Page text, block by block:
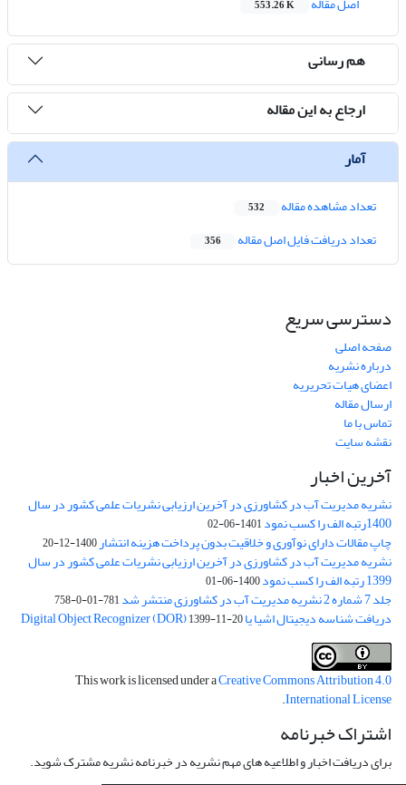
553.26 K
هم رسانی
ارجاع به این مقاله
آمار
تعداد مشاهده مقاله 532
تعداد دریافت فایل اصل مقاله 356
دسترسی سریع
صفحه اصلی
درباره نشریه
اعضای هیات تحریریه
ارسال مقاله
تماس با ما
نقشه سایت
آخرین اخبار
نشریه مدیریت آب در کشاورزی در آخرین ارزیابی نشریات علمی کشور در سال
1400رتبه الف را کسب نمود 1401-06-02
چاپ مقالات دارای نوآوری و خلاقیت بدون پرداخت هزینه انتشار1400-12-20
نشریه مدیریت آب در کشاورزی در آخرین ارزیابی نشریات علمی کشور در سال
1399 رتبه الف را کسب نمود 1400-06-01
جلد 7 شماره 2 نشریه مدیریت آب در کشاورزی منتشر شد 781-01-0-758
دریافت شناسه دیجیتال اشیا یا Digital Object Recognizer (DOR)1399-11-20
This work is licensed under aCreative Commons Attribution 4.0
International License
.
اشتراک خبرنامه
برای دریافت اخبار و اطلاعیه های مهم نشریه در خبرنامه نشریه مشترک شوید.